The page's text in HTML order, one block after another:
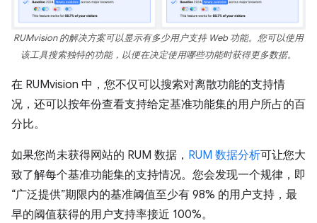
RUMvision 的解决方案可以显示有多少用户支持 Web 功能。您可以使用
该工具搜索独特的功能，以便在决定使用哪些功能时获得更多数据。
在 RUMvision 中，您不仅可以搜索对离散功能的支持情
况，还可以按年份查看支持给定基准功能集的用户所占的百
分比。
如果您尚未获得网站的 RUM 数据， RUM 数据分析可让您大
致了解每个基准功能集的支持情况。您会发现一个规律，即
“广泛提供”期限内的基准阈值至少有 98% 的用户支持，最
早的阈值获得的用户支持率接近 100%。